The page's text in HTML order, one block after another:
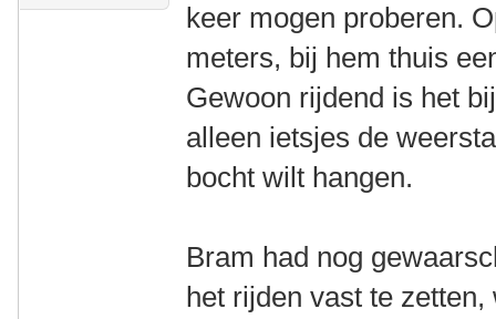
keer mogen proberen.
meters, bij hem thuis
Gewoon rijdend is het
alleen ietsjes de
bocht wilt hangen.
Bram had nog
het rijden vast te